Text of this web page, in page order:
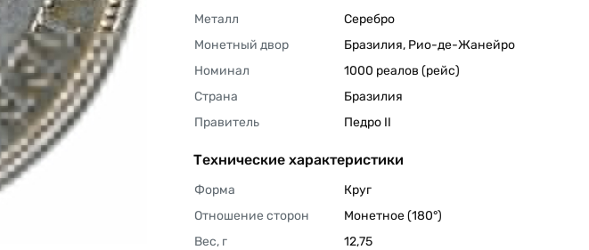
Металл
Серебро
Монетный двор
Бразилия, Рио-де-Жанейро
Номинал
1000 реалов (рейс)
Страна
Бразилия
Правитель
Педро II
Технические характеристики
Форма
Круг
Отношение сторон
Монетное (180°)
Вес, г
12,75